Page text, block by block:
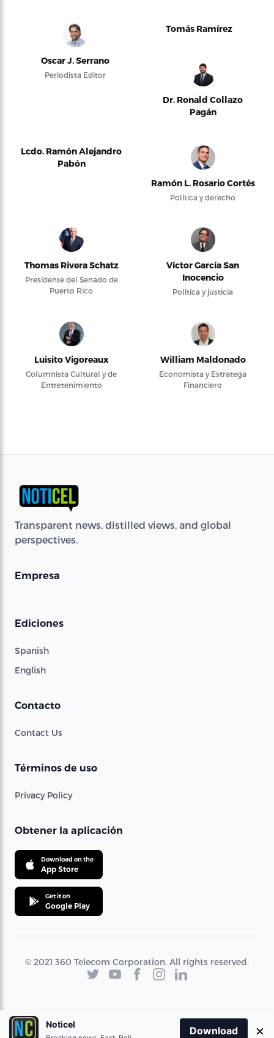
Oscar J. Serrano
Periodista Editor
Tomás Ramírez
Dr. Ronald Collazo
Pagán
Lcdo. Ramón Alejandro
Pabón
Ramón L. Rosario Cortés
Política y derecho
Thomas Rivera Schatz
Presidente del Senado de
Puerto Rico
Víctor García San
Inocencio
Política y justicia
Luisito Vigoreaux
Columnista Cultural y de
Entretenimiento
William Maldonado
Economista y Estratega
Financiero
Transparent news, distilled views, and global
perspectives.
Empresa
Ediciones
Spanish
English
Contacto
Contact Us
Términos de uso
Privacy Policy
Obtener la aplicación
Download on the
App Store
Get it on
Google Play
© 2021 360 Telecom Corporation. All rights reserved.
Noticel
Download ×